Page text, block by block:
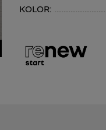
KOLOR: